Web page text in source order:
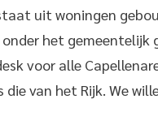
uit woningen
het gemeentelijk
voor alle
van het Rijk. We